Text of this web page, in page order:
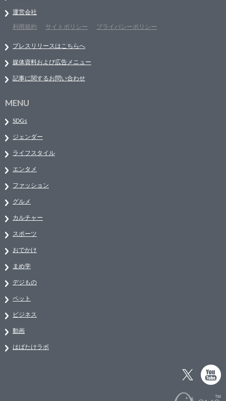
運営会社
利用規約
サイトポリシー プライバシーポリシー
プレスリリースはこちらへ
媒体資料および広告メニュー
記事に関するお問い合わせ
MENU
SDGs
ジェンダー
ライフスタイル
エンタメ
ファッション
グルメ
カルチャー
スポーツ
おでかけ
まめ学
デジもの
ペット
ビジネス
動画
はばたけラボ